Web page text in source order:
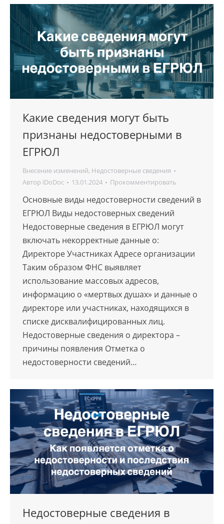
Какие сведения могут быть
признаны недостоверными в
ЕГРЮЛ
Внесение изменений, Недостоверные сведения
Автор iDoDoc 13.01.2024 Прокомментировать
Основные виды недостоверности сведений в
ЕГРЮЛ Виды недостоверных сведений
Недостоверные сведения в ЕГРЮЛ могут
включать некорректные данные о:
Директоре Участниках Адресе организации
Таким образом ФНС выявляет
использование массовых адресов,
информацию о «мертвых душах» и данные о
директоре или участниках, находящихся в
списке дисквалифицированных лиц.
Недостоверные сведения о директора –
причины появления Отметка о
недостоверности сведений…
Недостоверные сведения в